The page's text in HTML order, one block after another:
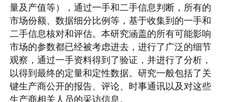
量及产值等），通过一手和二手信息判断，所有的
市场份额、数据细分比例等，基于收集到的一手和
二手信息核对和评估。本研究涵盖的所有可能影响
市场的参数都已经被考虑进去，进行了广泛的细节
观察，通过一手资料得到了验证，并进行了分析，
以得到最终的定量和定性数据。研究一般包括了关
键生产商公开的报告、评论、时事通讯以及对这些
生产商相关人员的采访信息。